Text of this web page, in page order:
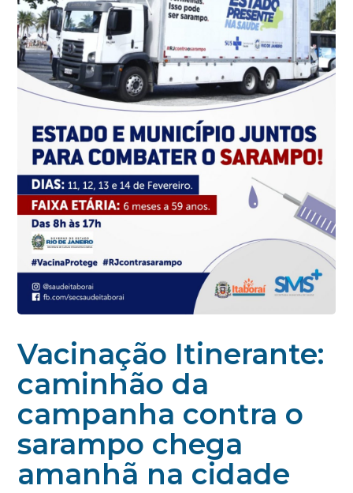
Vacinação Itinerante:
caminhão da
campanha contra o
sarampo chega
amanhã na cidade